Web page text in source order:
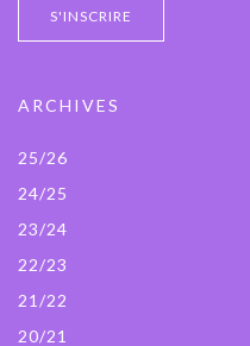
ARCHIVES
25/26
24/25
23/24
22/23
21/22
20/21